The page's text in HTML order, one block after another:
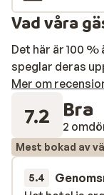
Vad våra
Det här är 100
speglar deras
Mer om
7.2 Bra
2
Mest bokad av
5.4